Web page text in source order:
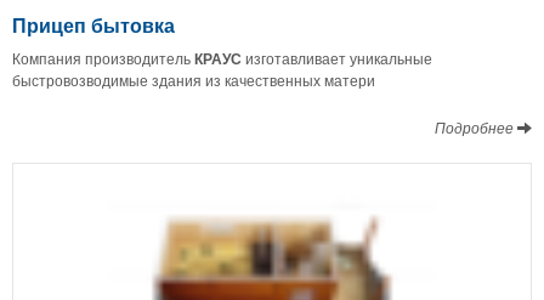
Прицеп бытовка
Компания производительКРАУС изготавливает уникальные
быстровозводимые здания из качественных матери
Подробнее